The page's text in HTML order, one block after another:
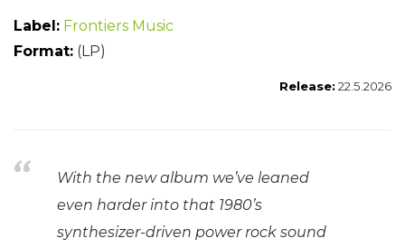
Label: Frontiers Music
Format: (LP)
Release: 22.5.2026
With the new album we’ve leaned
even harder into that 1980’s
synthesizer-driven power rock sound